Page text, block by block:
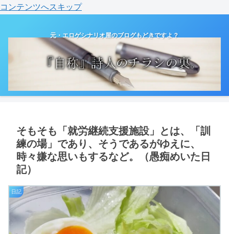
コンテンツへスキップ
元・エロゲシナリオ屋のブログもどきですよ？
そもそも「就労継続支援施設」とは、「訓
練の場」であり、そうであるがゆえに、
時々嫌な思いもするなど。（愚痴めいた日
記）
日記